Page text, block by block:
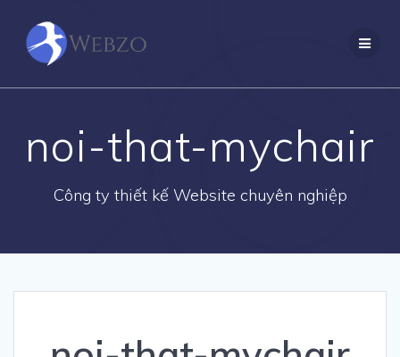
noi-that-mychair
Công ty thiết kế Website chuyên nghiệp